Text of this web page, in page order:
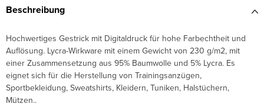
Beschreibung
Hochwertiges Gestrick mit Digitaldruck für hohe Farbechtheit und
Auflösung. Lycra-Wirkware mit einem Gewicht von 230 g/m2, mit
einer Zusammensetzung aus 95% Baumwolle und 5% Lycra. Es
eignet sich für die Herstellung von Trainingsanzügen,
Sportbekleidung, Sweatshirts, Kleidern, Tuniken, Halstüchern,
Mützen..